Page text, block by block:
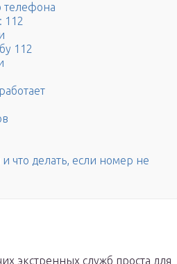
телефона
112
112
что делать, если номер не
экстренных служб проста для